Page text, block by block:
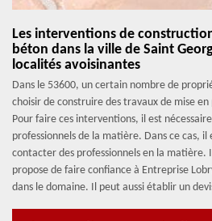
Les interventions de
béton dans la ville de Saint
localités avoisinantes
Dans le 53600, un certain nombre de
choisir de construire des travaux de mise
Pour faire ces interventions, il est
professionnels de la matière. Dans ce cas,
contacter des professionnels en la matière.
propose de faire confiance à Entreprise
dans le domaine. Il peut aussi établir un